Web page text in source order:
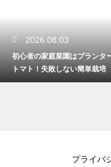
家庭菜園はプランターで
失敗しない簡単栽培
プライバ